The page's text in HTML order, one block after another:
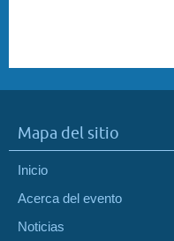
Mapa del sitio
Inicio
Acerca del evento
Noticias